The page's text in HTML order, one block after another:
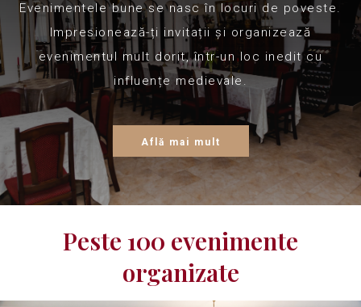
Evenimentele bune se nasc în locuri de poveste.
Impresionează-ți invitații și organizează
evenimentul mult dorit, într-un loc inedit cu
influențe medievale.
Află mai mult
Peste 100 evenimente
organizate